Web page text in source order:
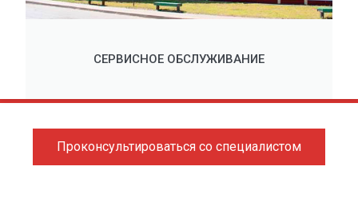
СЕРВИСНОЕ ОБСЛУЖИВАНИЕ
Проконсультироваться со специалистом